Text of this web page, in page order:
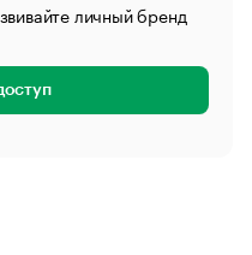
личный бренд